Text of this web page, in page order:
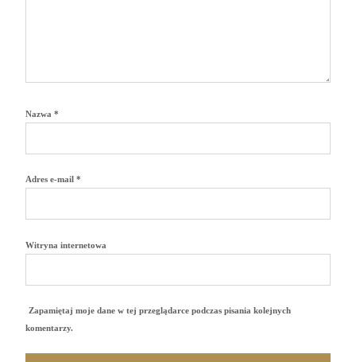
Nazwa *
Adres e-mail *
Witryna internetowa
Zapamiętaj moje dane w tej przeglądarce podczas pisania kolejnych
komentarzy.